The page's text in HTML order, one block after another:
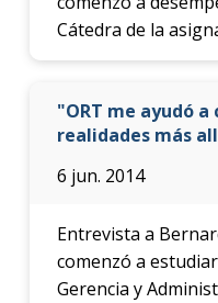
Cátedra de la
"ORT me ayudó
realidades más
6 jun. 2014
Entrevista a
comenzó a
Gerencia y